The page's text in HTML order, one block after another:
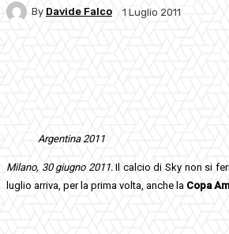
By Davide Falco 1 Luglio 2011
Argentina 2011
Milano, 30 giugno 2011.Il calcio di Sky non si
luglio arriva, per la prima volta, anche la Copa